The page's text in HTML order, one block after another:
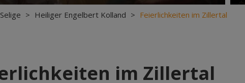
> Heiliger Engelbert Kolland > Feierlichkeiten im Zillertal
im Zillertal